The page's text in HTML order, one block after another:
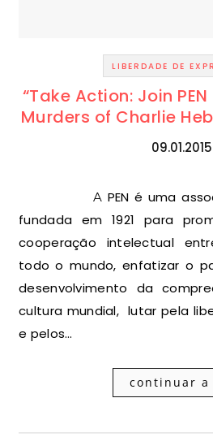
LIBERDADE DE
“Take Action: Join
Murders of Charlie
09.01.2015
A PEN é uma associação internacional,
fundada em 1921 para
cooperação intelectual
todo o mundo, enfatizar o
desenvolvimento da
cultura mundial, lutar pela
e pelos…
continuar a